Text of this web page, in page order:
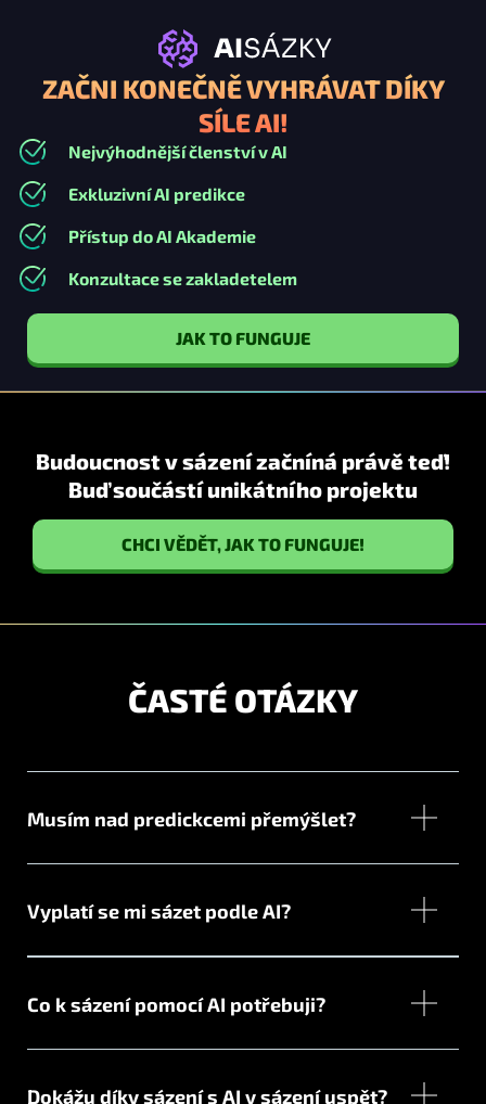
ZAČNI KONEČNĚ VYHRÁVAT DÍKY
SÍLE AI!
Nejvýhodnější členství v AI
Exkluzivní AI predikce
Přístup do AI Akademie
Konzultace se zakladetelem
JAK TO FUNGUJE
Budoucnost v sázení začníná právě teď!
Buď součástí unikátního projektu
CHCI VĚDĚT, JAK TO FUNGUJE!
ČASTÉ OTÁZKY
Musím nad predickcemi přemýšlet?
Vyplatí se mi sázet podle AI?
Co k sázení pomocí AI potřebuji?
Dokážu díky sázení s AI v sázení uspět?